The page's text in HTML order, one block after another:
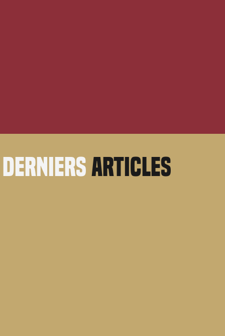
derniersarticles